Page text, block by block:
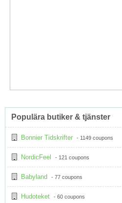
Populära butiker & tjänster
Bonnier Tidskrifter - 1149 coupons
NordicFeel - 121 coupons
Babyland - 77 coupons
Hudoteket - 60 coupons